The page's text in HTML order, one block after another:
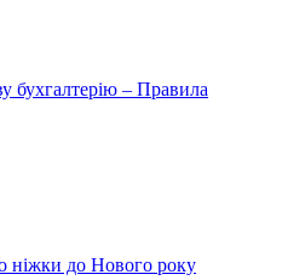
бухгалтерію – Правила
ніжки до Нового року